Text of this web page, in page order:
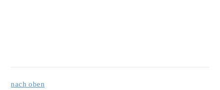
nach oben